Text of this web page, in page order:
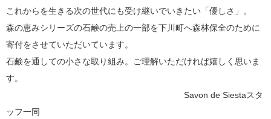
これからを生きる次の世代にも受け継いでいきたい「優しさ」。
森の恵みシリーズの石鹸の売上の一部を下川町へ森林保全のために
寄付をさせていただいています。
石鹸を通しての小さな取り組み。ご理解いただければ嬉しく思いま
す。
Savon de Siestaスタ
ッフ一同